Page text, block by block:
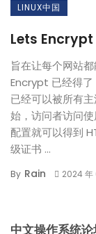
LINUX中国
Lets Encrypt
旨在让每个网站
Encrypt 已经得
已经可以被所有
始，访问者访问
配置就可以得到
级证书 ...
By Rain 2024 年
中文操作系统